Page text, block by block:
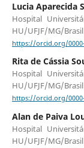
Lucia Aparecida
Hospital
HU/UFJF/MG/Brasil
https://orcid.org/0000-
Rita de Cássia
Hospital
HU/UFJF/MG/Brasil
https://orcid.org/0000-
Alan de Paiva
Hospital
HU/UFJF/MG/Brasil